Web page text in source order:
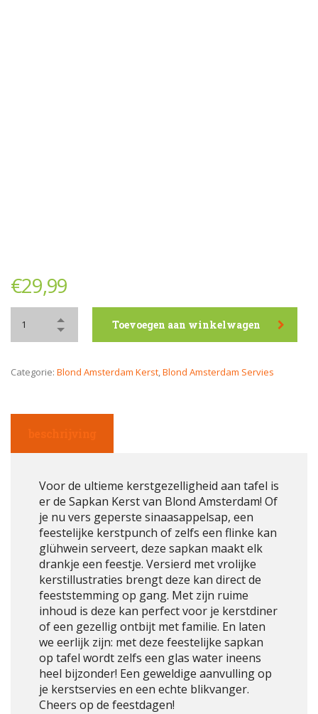
€29,99
Toevoegen aan winkelwagen
Categorie: Blond Amsterdam Kerst,Blond Amsterdam Servies
Voor de ultieme kerstgezelligheid aan tafel is
er de Sapkan Kerst van Blond Amsterdam! Of
je nu vers geperste sinaasappelsap, een
feestelijke kerstpunch of zelfs een flinke kan
glühwein serveert, deze sapkan maakt elk
drankje een feestje. Versierd met vrolijke
kerstillustraties brengt deze kan direct de
feeststemming op gang. Met zijn ruime
inhoud is deze kan perfect voor je kerstdiner
of een gezellig ontbijt met familie. En laten
we eerlijk zijn: met deze feestelijke sapkan
op tafel wordt zelfs een glas water ineens
heel bijzonder! Een geweldige aanvulling op
je kerstservies en een echte blikvanger.
Cheers op de feestdagen!